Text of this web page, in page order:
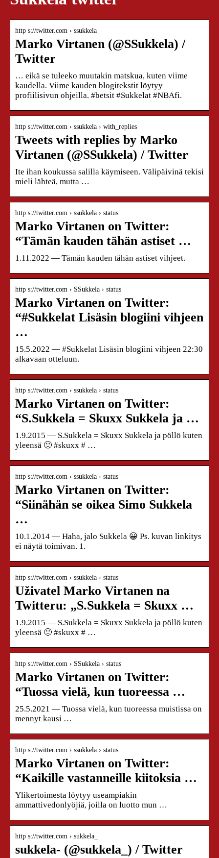
http s://twitter.com › ssukkela
Marko Virtanen (@SSukkela) /
Twitter
… eikä se tuleeko muutakin matskua, kuten viime
kaudella. Viime kauden blogitekstit löytyy
profiilisivun ohjeilla. #betsit #Sukkelat #NBAfi.
http s://twitter.com › ssukkela › with_replies
Tweets with replies by Marko
Virtanen (@SSukkela) / Twitter
Ite ihan koukussa salilla käymiseen. Välipäivinä tekisi
mieli lähteä, mutta …
http s://twitter.com › ssukkela › status
Marko Virtanen on Twitter:
“Tämän kauden tähän astiset …
1.11.2022 — Tämän kauden tähän astiset vihjeet.
http s://twitter.com › SSukkela › status
Marko Virtanen on Twitter:
“#Sukkelat Lisäsin blogiini vihjeen
…
15.5.2022 — #Sukkelat Lisäsin blogiini vihjeen 22:30
alkavaan otteluun.
http s://twitter.com › ssukkela › status
Marko Virtanen on Twitter:
“S.Sukkela = Skuxx Sukkela ja …
1.9.2015 — S.Sukkela = Skuxx Sukkela ja pöllö kuten
yleensä 🙂 #skuxx # …
http s://twitter.com › ssukkela › status
Marko Virtanen on Twitter:
“Siinähän se oikea Simo Sukkela
…
10.1.2014 — Haha, jalo Sukkela 😀 Ps. kuvan linkitys
ei näytä toimivan. 1.
http s://twitter.com › ssukkela › status
Uživatel Marko Virtanen na
Twitteru: „S.Sukkela = Skuxx …
1.9.2015 — S.Sukkela = Skuxx Sukkela ja pöllö kuten
yleensä 🙂 #skuxx # …
http s://twitter.com › SSukkela › status
Marko Virtanen on Twitter:
“Tuossa vielä, kun tuoreessa …
25.5.2021 — Tuossa vielä, kun tuoreessa muistissa on
mennyt kausi …
http s://twitter.com › ssukkela › status
Marko Virtanen on Twitter:
“Kaikille vastanneille kiitoksia …
Ylikertoimesta löytyy useampiakin
ammattivedonlyöjiä, joilla on luotto mun …
http s://twitter.com › sukkela_
sukkela- (@sukkela_) / Twitter